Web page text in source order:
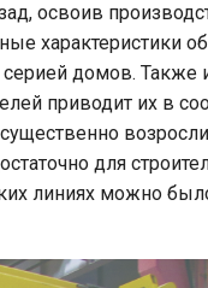
освоив
характеристики
домов.
приводит их в
для
линиях можно